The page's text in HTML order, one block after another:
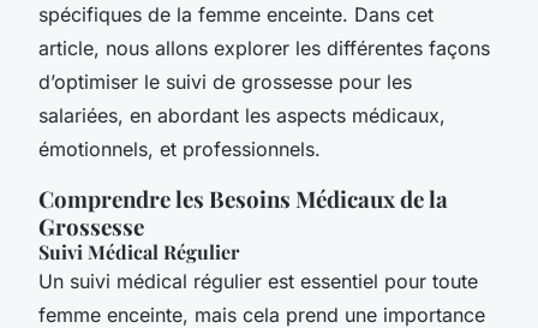
spécifiques de la femme enceinte. Dans cet
article, nous allons explorer les différentes façons
d’optimiser le suivi de grossesse pour les
salariées, en abordant les aspects médicaux,
émotionnels, et professionnels.
Comprendre les Besoins Médicaux de la
Grossesse
Suivi Médical Régulier
Un suivi médical régulier est essentiel pour toute
femme enceinte, mais cela prend une importance